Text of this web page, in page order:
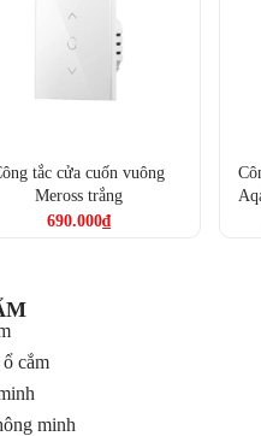
quá công suất định mức, đảm
nhiệt độ của công tắc vượt
giúp chống sét và xung điện
tắc cửa cuốn vuông
Meross trắng
690.000₫
cắm
minh